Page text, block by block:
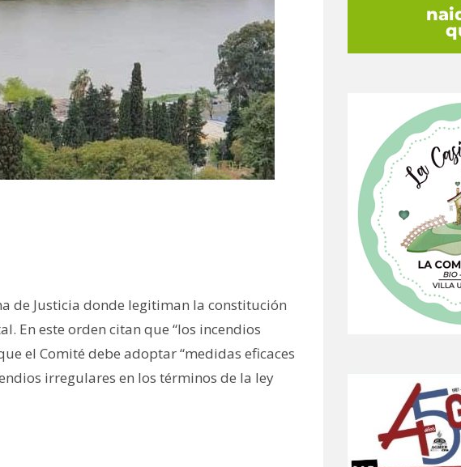
de Justicia donde legitiman la constitución
En este orden citan que “los incendios
el Comité debe adoptar “medidas eficaces
irregulares en los términos de la ley